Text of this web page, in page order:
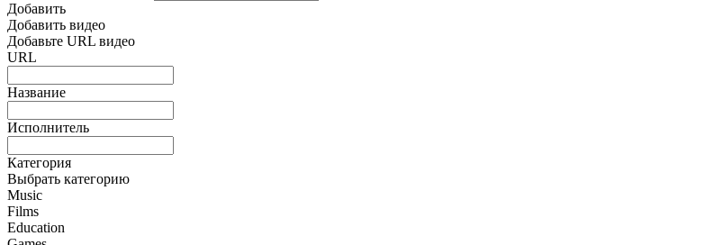
Добавить
Добавить видео
Добавьте URL видео
URL
Название
Исполнитель
Категория
Выбрать категорию
Music
Films
Education